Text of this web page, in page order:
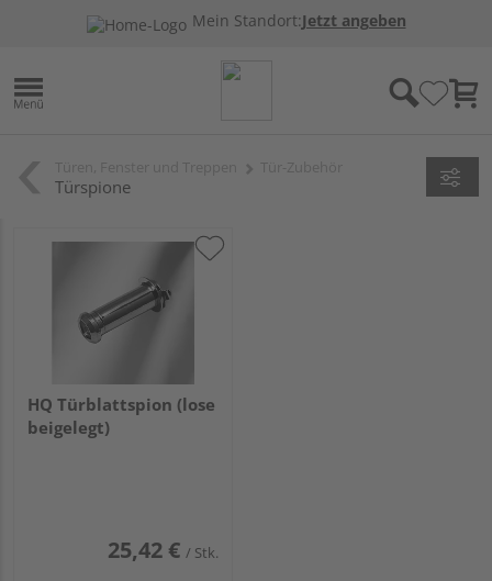
Mein Standort:Jetzt angeben
Türspione
HQ Türblattspion (lose
beigelegt)
25,42 € / Stk.